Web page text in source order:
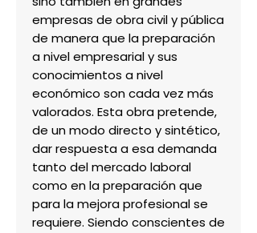
empresas de obra civil y pública
de manera que la preparación
a nivel empresarial y sus
conocimientos a nivel
económico son cada vez más
valorados. Esta obra pretende,
de un modo directo y sintético,
dar respuesta a esa demanda
tanto del mercado laboral
como en la preparación que
para la mejora profesional se
requiere. Siendo conscientes de